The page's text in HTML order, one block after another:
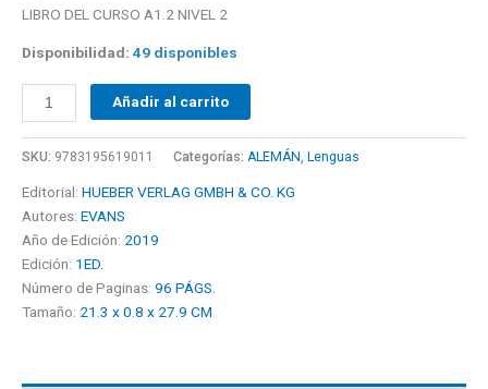
LIBRO DEL CURSO A1.2 NIVEL 2
Disponibilidad: 49 disponibles
Añadir al carrito
SKU: 9783195619011 Categorías: ALEMÁN, Lenguas
Editorial: HUEBER VERLAG GMBH & CO. KG
Autores: EVANS
Año de Edición: 2019
Edición: 1ED.
Número de Paginas: 96 PÁGS.
Tamaño: 21.3 x 0.8 x 27.9 CM